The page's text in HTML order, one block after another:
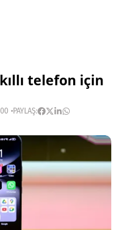
telefon için
PAYLAŞ: